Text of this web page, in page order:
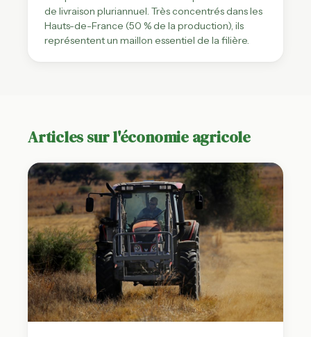
de livraison pluriannuel. Très concentrés dans les
Hauts-de-France (50 % de la production), ils
représentent un maillon essentiel de la filière.
Articles sur l'économie agricole